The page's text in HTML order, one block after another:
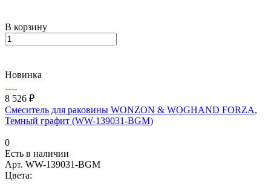
В корзину
Новинка
8 526 ₽
Смеситель для раковины WONZON & WOGHAND FORZA,
Темный графит (WW-139031-BGM)
0
Есть в наличии
Арт. WW-139031-BGM
Цвета: